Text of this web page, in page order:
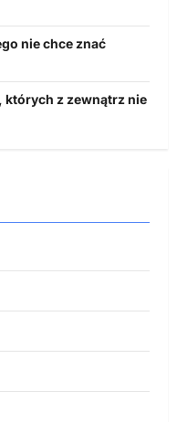
nie chce znać
których z zewnątrz nie